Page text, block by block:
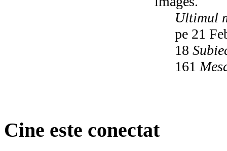
Ultimul
pe 21
18
161
Cine este conectat